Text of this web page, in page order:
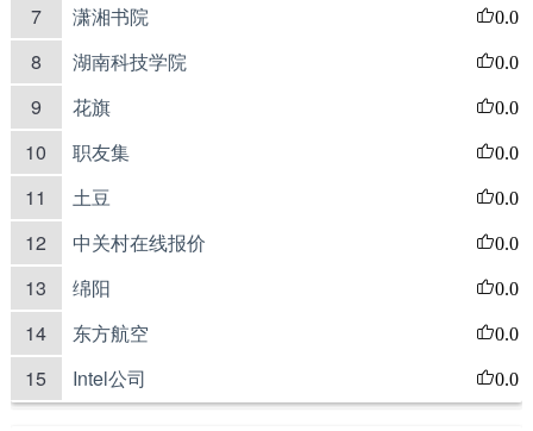
7 潇湘书院 0.0
8 湖南科技学院 0.0
9 花旗 0.0
10 职友集 0.0
11 土豆 0.0
12 中关村在线报价 0.0
13 绵阳 0.0
14 东方航空 0.0
15 Intel公司 0.0